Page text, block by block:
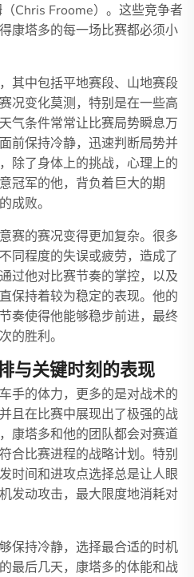
Chris Froome）。这些竞争者
康塔多的每一场比赛都必须小
其中包括平地赛段、山地赛段
况变化莫测，特别是在一些高
气条件常常让比赛局势瞬息万
前保持冷静，迅速判断局势并
除了身体上的挑战，心理上的
冠军的他，背负着巨大的期
成败。
赛的赛况变得更加复杂。很多
同程度的失误或疲劳，造成了
过他对比赛节奏的掌控，以及
保持着较为稳定的表现。他的
奏使得他能够稳步前进，最终
的胜利。
与关键时刻的表现
手的体力，更多的是对战术的
且在比赛中展现出了极强的战
康塔多和他的团队都会对赛道
合比赛进程的战略计划。特别
时间和进攻点选择总是让人眼
发动攻击，最大限度地消耗对
保持冷静，选择最合适的时机
最后几天，康塔多的体能和战